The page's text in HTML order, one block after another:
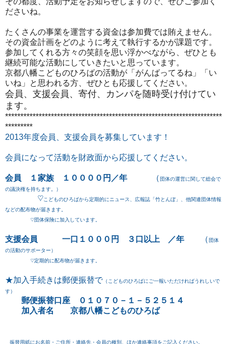
ださいね。
たくさんの事業を運営する資金は参加費では賄えません。
その資金計画をどのように考えて執行するかが課題です。
参加してくれる方々の笑顔を思い浮かべながら、ぜひとも
継続可能な活動にしていきたいと思っています。
京都八幡こどものひろばの活動が「がんばってるね」「い
いね」と思われる方、ぜひとも応援してください。
会員、支援会員、寄付、カンパを随時受け付けてい
ます。
***********************************************************************
*********
2013年度会員、支援会員を募集しています！
会員になって活動を財政面から応援してください。
会員 １家族 １００００円／年 （ 団体の運営に関して総会で
の議決権を持ちます。）
♡こどものひろばから定期的にニュース、広報誌「竹とんぼ」、他関連団体情報
などの配布物が届きます。
♡団体保険に加入しています。
支援会員 一口１０００円 ３口以上 ／年 （ 団体
の活動のサポーター）
♡定期的に配布物が届きます。
★加入手続きは郵便振替で（こどものひろばにご一報いただければうれしいで
す）
郵便振替口座 ０１０７０－１－５２５１４
加入者名 京都八幡こどものひろば
振替用紙にお名前・ご住所・連絡先・会員の種別、ほか連絡事項をご記入ください。